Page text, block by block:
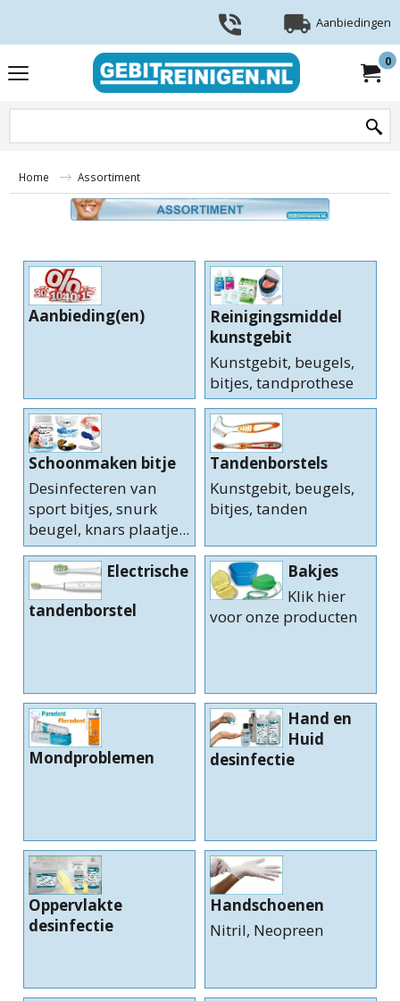
Aanbiedingen
0
Home Assortiment
Aanbieding(en)
Reinigingsmiddel
kunstgebit
Kunstgebit, beugels,
bitjes, tandprothese
Schoonmaken bitje
Desinfecteren van
sport bitjes, snurk
beugel, knars plaatje...
Tandenborstels
Kunstgebit, beugels,
bitjes, tanden
Electrische
tandenborstel
Bakjes
Klik hier
voor onze producten
Mondproblemen
Hand en
Huid
desinfectie
Oppervlakte
desinfectie
Handschoenen
Nitril, Neopreen